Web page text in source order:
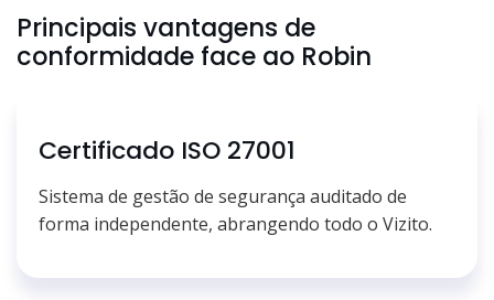
Principais vantagens de
conformidade face ao Robin
Certificado ISO 27001
Sistema de gestão de segurança auditado de
forma independente, abrangendo todo o Vizito.